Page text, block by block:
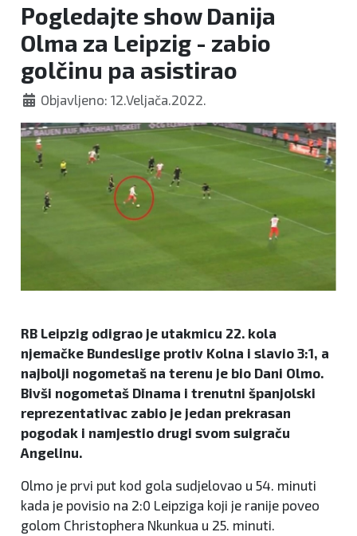
Pogledajte show Danija
Olma za Leipzig - zabio
golčinu pa asistirao
Objavljeno: 12.Veljača.2022.
RB Leipzig odigrao je utakmicu 22. kola
njemačke Bundeslige protiv Kolna i slavio 3:1, a
najbolji nogometaš na terenu je bio Dani Olmo.
Bivši nogometaš Dinama i trenutni španjolski
reprezentativac zabio je jedan prekrasan
pogodak i namjestio drugi svom suigraču
Angelinu.
Olmo je prvi put kod gola sudjelovao u 54. minuti
kada je povisio na 2:0 Leipziga koji je ranije poveo
golom Christophera Nkunkua u 25. minuti.